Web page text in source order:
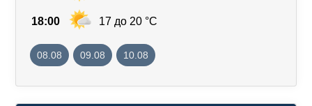
18:00 17 до 20 °C
08.08 09.08 10.08